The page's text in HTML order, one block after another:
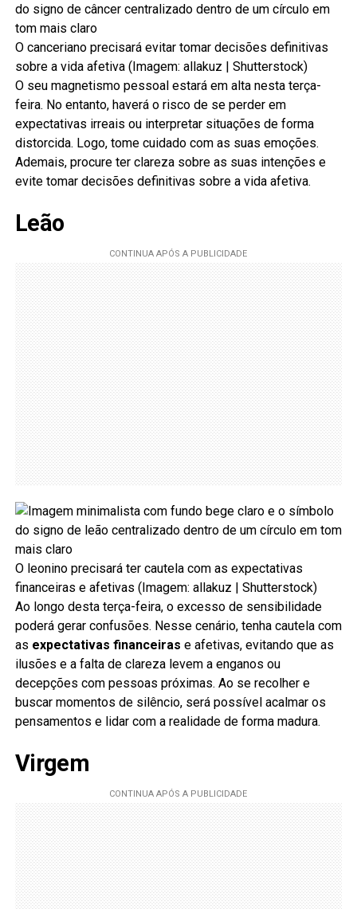
O canceriano precisará evitar tomar decisões definitivas
sobre a vida afetiva (Imagem: allakuz | Shutterstock)
O seu magnetismo pessoal estará em alta nesta terça-
feira. No entanto, haverá o risco de se perder em
expectativas irreais ou interpretar situações de forma
distorcida. Logo, tome cuidado com as suas emoções.
Ademais, procure ter clareza sobre as suas intenções e
evite tomar decisões definitivas sobre a vida afetiva.
Leão
O leonino precisará ter cautela com as expectativas
financeiras e afetivas (Imagem: allakuz | Shutterstock)
Ao longo desta terça-feira, o excesso de sensibilidade
poderá gerar confusões. Nesse cenário, tenha cautela com
as expectativas financeiras e afetivas, evitando que as
ilusões e a falta de clareza levem a enganos ou
decepções com pessoas próximas. Ao se recolher e
buscar momentos de silêncio, será possível acalmar os
pensamentos e lidar com a realidade de forma madura.
Virgem